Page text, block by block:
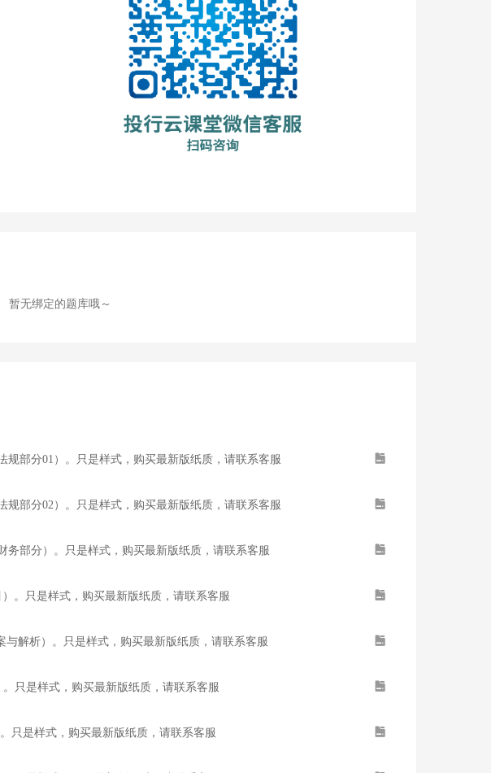
暂无绑定的题库哦～
规部分01）。只是样式，购买最新版纸质，请联系客服
规部分02）。只是样式，购买最新版纸质，请联系客服
务部分）。只是样式，购买最新版纸质，请联系客服
。只是样式，购买最新版纸质，请联系客服
解析）。只是样式，购买最新版纸质，请联系客服
只是样式，购买最新版纸质，请联系客服
只是样式，购买最新版纸质，请联系客服